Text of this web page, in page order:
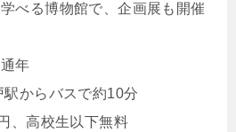
べる博物館で、企画展も開催
年
からバスで約10分
、高校生以下無料